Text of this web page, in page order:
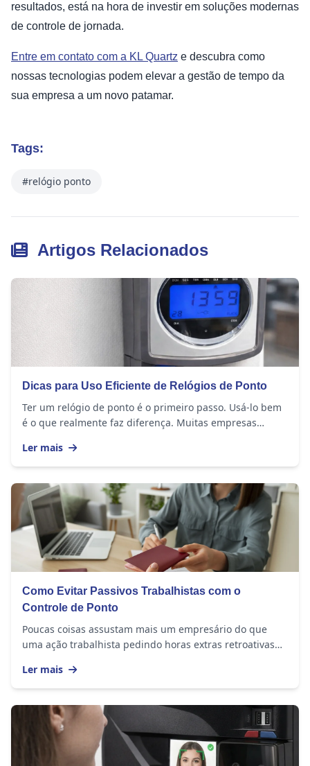
resultados, está na hora de investir em soluções modernas
de controle de jornada.
Entre em contato com a KL Quartz e descubra como
nossas tecnologias podem elevar a gestão de tempo da
sua empresa a um novo patamar.
Tags:
#relógio ponto
Artigos Relacionados
Dicas para Uso Eficiente de Relógios de Ponto
Ter um relógio de ponto é o primeiro passo. Usá-lo bem
é o que realmente faz diferença. Muitas empresas
Ler mais
Como Evitar Passivos Trabalhistas com o
Controle de Ponto
Poucas coisas assustam mais um empresário do que
uma ação trabalhista pedindo horas extras retroativas
Ler mais